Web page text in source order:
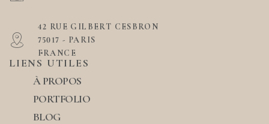
42 RUE GILBERT CESBRON
75017 - PARIS
FRANCE
LIENS UTILES
À PROPOS
PORTFOLIO
BLOG